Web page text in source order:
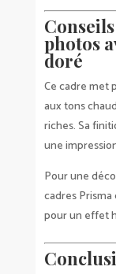
photos
doré
Ce cadre met
aux tons
riches. Sa
une
Pour une
cadres
pour un effet